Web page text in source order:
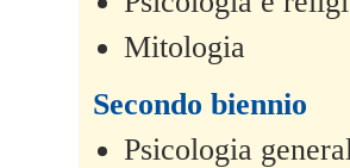
Mitologia
Secondo biennio
Psicologia